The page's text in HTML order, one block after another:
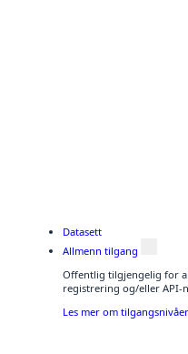
Datasett
Allmenn tilgang
Offentlig tilgjengelig for
registrering og/eller API-
Les mer om